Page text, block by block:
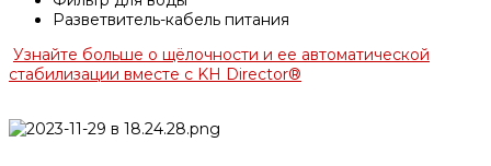
Разветвитель-кабель питания
Узнайте больше о щёлочности и ее автоматической
стабилизации вместе с KH Director®